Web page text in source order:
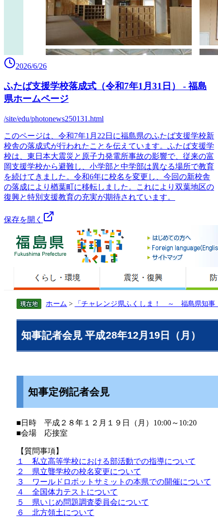
2026/6/26
ふたば支援学校落成式（令和7年1月31日） - 福島
県ホームページ
/site/edu/photonews250131.html
このページは、令和7年1月22日に福島県のふたば支援学校新
校舎の落成式が行われたことを伝えています。ふたば支援学
校は、東日本大震災と原子力発電所事故の影響で、従来の富
岡支援学校から避難し、小学部と中学部は異なる場所で教育
を続けてきました。令和6年に校名を変更し、今回の新校舎
の落成により楢葉町に移転しました。これにより双葉地区の
復興と特別支援教育の充実が期待されています。
保存を開く